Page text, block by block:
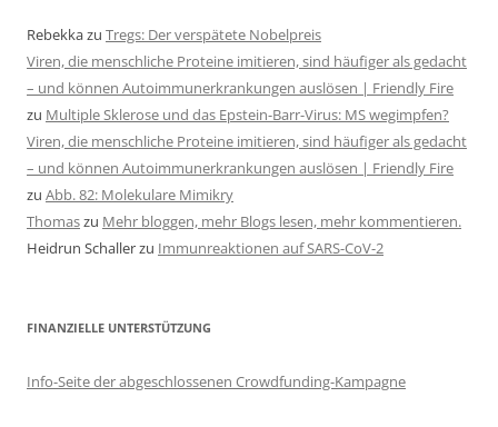
Rebekkazu Tregs: Der verspätete Nobelpreis
Viren, die menschliche Proteine imitieren, sind häufiger als gedacht
– und können Autoimmunerkrankungen auslösen | Friendly Fire
zu Multiple Sklerose und das Epstein-Barr-Virus: MS wegimpfen?
Viren, die menschliche Proteine imitieren, sind häufiger als gedacht
– und können Autoimmunerkrankungen auslösen | Friendly Fire
zu Abb. 82: Molekulare Mimikry
Thomaszu Mehr bloggen, mehr Blogs lesen, mehr kommentieren.
Heidrun Schallerzu Immunreaktionen auf SARS-CoV-2
FINANZIELLE UNTERSTÜTZUNG
Info-Seite der abgeschlossenen Crowdfunding-Kampagne